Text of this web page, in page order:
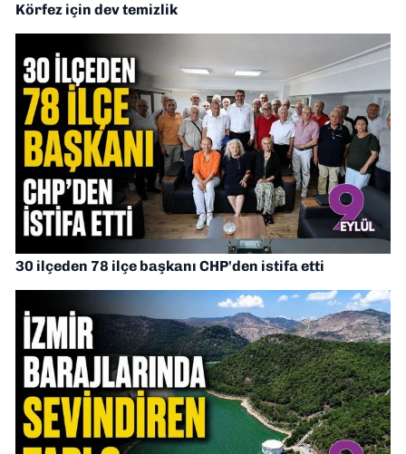
Körfez için dev temizlik
30 ilçeden 78 ilçe başkanı CHP'den istifa etti